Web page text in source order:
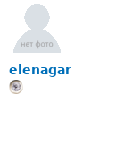
elenagar